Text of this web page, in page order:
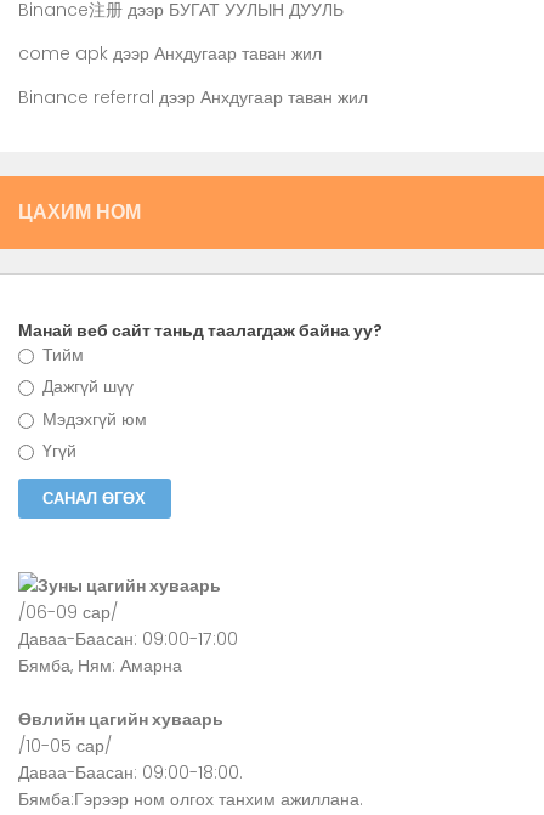
Binance注册 дээр БУГАТ УУЛЫН ДУУЛЬ
come apk дээр Анхдугаар таван жил
Binance referral дээр Анхдугаар таван жил
ЦАХИМ НОМ
Манай веб сайт таньд таалагдаж байна уу?
Тийм
Дажгүй шүү
Мэдэхгүй юм
Үгүй
Зуны цагийн хуваарь
/06-09 сар/
Даваа-Баасан: 09:00-17:00
Бямба, Ням: Амарна
Өвлийн цагийн хуваарь
/10-05 сар/
Даваа-Баасан: 09:00-18:00.
Бямба:Гэрээр ном олгох танхим ажиллана.